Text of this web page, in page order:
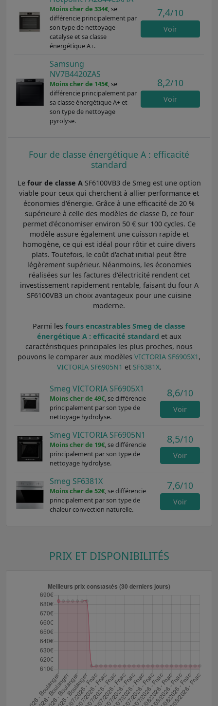
Moins cher de 334€, se
différencie principalement par
son type de nettoyage
catalyse et sa classe
énergétique A+.
7,4/10
Voir
Samsung
NV7B4420ZAS
Moins cher de 145€, se
différencie principalement par
sa classe énergétique A+ et
son type de nettoyage
pyrolyse.
8,2/10
Voir
Four de classe énergétique A : efficacité
standard
Le four de classe ASF6100VB3 de Smeg est une option
viable pour ceux qui cherchent à allier performance et
économies d'énergie. Grâce à une efficacité de 20 %
supérieure à celle des modèles de classe D, ce four
permet d'économiser environ 50 € sur 100 cycles. Ce
modèle assure également une cuisson rapide et
homogène, ce qui est idéal pour rôtir et cuire divers
plats. Toutefois, le coût d'achat initial peut être
légèrement supérieur. Néanmoins, les économies
réalisées sur les factures d'électricité rendent cet
investissement rapidement rentable, faisant du four A
SF6100VB3 un choix avantageux pour une cuisine
moderne.
Parmi les fours encastrables Smeg de classe
énergétique A : efficacité standard et aux
caractéristiques principales les plus proches, nous
pouvons le comparer aux modèles VICTORIA SF6905X1 ,
VICTORIA SF6905N1 et SF6381X.
Smeg VICTORIA SF6905X1
Moins cher de 49€, se différencie
principalement par son type de
nettoyage hydrolyse.
8,6/10
Voir
Smeg VICTORIA SF6905N1
Moins cher de 19€, se différencie
principalement par son type de
nettoyage hydrolyse.
8,5/10
Voir
Smeg SF6381X
Moins cher de 52€, se différencie
principalement par son type de
chaleur convection naturelle.
7,6/10
Voir
PRIX ET DISPONIBILITÉS